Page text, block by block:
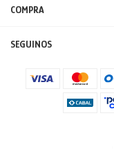
COMPRA
SEGUINOS